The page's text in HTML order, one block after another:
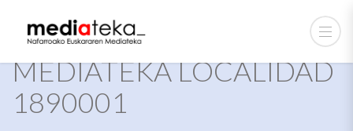
MEDIATEKA LOCALIDAD
1890001